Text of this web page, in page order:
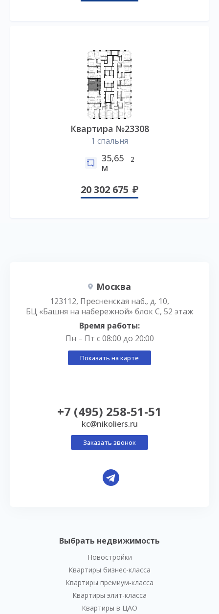
Квартира №23308
1 спальня
35,65
м
2
20 302 675
Выбрать недвижимость
Новостройки
Квартиры бизнес-класса
Квартиры премиум-класса
Квартиры элит-класса
Квартиры в ЦАО
Москва
123112, Пресненская наб., д. 10,
БЦ «Башня на набережной» блок С, 52 этаж
Время работы:
Пн – Пт с 08:00 до 20:00
Показать на карте
+7 (495) 258-51-51
kc@nikoliers.ru
Заказать звонок